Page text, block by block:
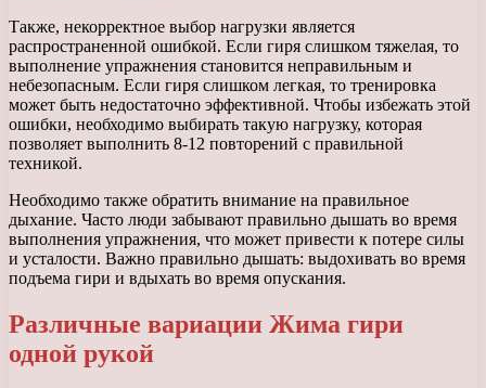
Также, некорректное выбор нагрузки является
распространенной ошибкой. Если гиря слишком тяжелая, то
выполнение упражнения становится неправильным и
небезопасным. Если гиря слишком легкая, то тренировка
может быть недостаточно эффективной. Чтобы избежать этой
ошибки, необходимо выбирать такую нагрузку, которая
позволяет выполнить 8-12 повторений с правильной
техникой.
Необходимо также обратить внимание на правильное
дыхание. Часто люди забывают правильно дышать во время
выполнения упражнения, что может привести к потере силы
и усталости. Важно правильно дышать: выдохивать во время
подъема гири и вдыхать во время опускания.
Различные вариации Жима гири
одной рукой